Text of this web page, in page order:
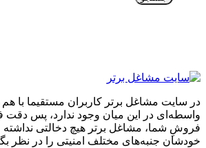
در سایت مشاغل برتر کاربران مستقیما با
واسطه‌ای در این میان وجود ندارد، پس دقت
فروشِ شما، مشاغل برتر هیچ دخالتی نداشته و
خودشان جنبه‌های مختلف امنیتی را در نظر